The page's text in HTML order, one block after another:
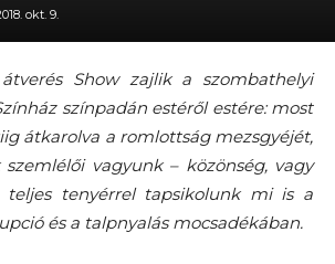
okt. 9.
Show zajlik a szombathelyi
színpadán estéről estére: most
átkarolva a romlottság mezsgyéjét,
vagyunk – közönség, vagy
tenyérrel tapsikolunk mi is a
és a talpnyalás mocsadékában.